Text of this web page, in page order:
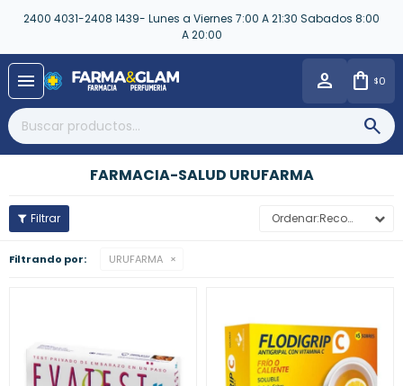
2400 4031-2408 1439- Lunes a Viernes 7:00 A 21:30 Sabados 8:00
A 20:00
menu $0
FARMACIA-SALUD URUFARMA
Recomendados
Filtrando por: URUFARMA